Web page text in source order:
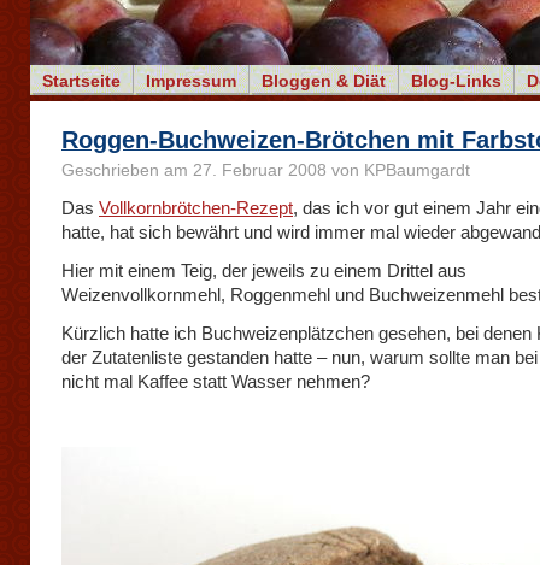
Startseite Impressum Bloggen & Diät Blog-Links
Roggen-Buchweizen-Brötchen mit
Geschrieben am 27. Februar 2008 von KPBaumgardt
Das Vollkornbrötchen-Rezept, das ich vor gut einem Jahr
hatte, hat sich bewährt und wird immer mal wieder
Hier mit einem Teig, der jeweils zu einem Drittel aus
Weizenvollkornmehl, Roggenmehl und Buchweizenmehl
Kürzlich hatte ich Buchweizenplätzchen gesehen, bei denen
der Zutatenliste gestanden hatte – nun, warum sollte man
nicht mal Kaffee statt Wasser nehmen?